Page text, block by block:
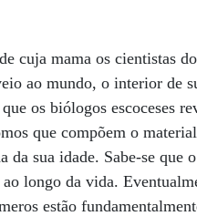
cuja mama os cientistas
ao mundo, o interior de
os biólogos escoceses
que compõem o
da sua idade. Sabe-se
longo da vida.
estão